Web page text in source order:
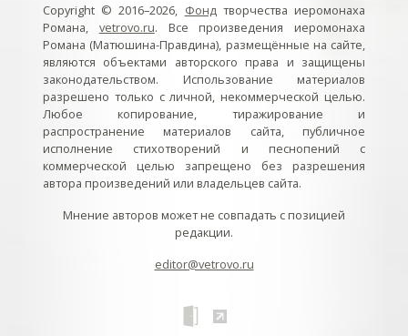
Copyright © 2016–2026, Фондтворчества иеромонаха
Романа, vetrovo.ru. Все произведения иеромонаха
Романа (Матюшина-Правдина), размещённые на сайте,
являются объектами авторского права и защищены
законодательством. Использование материалов
разрешено только с личной, некоммерческой целью.
Любое копирование, тиражирование и
распространение материалов сайта, публичное
исполнение стихотворений и песнопений с
коммерческой целью запрещено без разрешения
автора произведений или владельцев сайта.
Мнение авторов может не совпадать с позицией
редакции.
editor@vetrovo.ru